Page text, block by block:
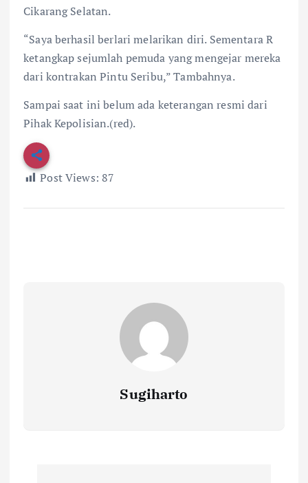
Cikarang Selatan.
“Saya berhasil berlari melarikan diri. Sementara R
ketangkap sejumlah pemuda yang mengejar mereka
dari kontrakan Pintu Seribu,” Tambahnya.
Sampai saat ini belum ada keterangan resmi dari
Pihak Kepolisian.(red).
Post Views: 87
Sugiharto